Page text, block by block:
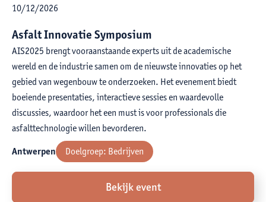
10/12/2026
Asfalt Innovatie Symposium
AIS2025 brengt vooraanstaande experts uit de academische
wereld en de industrie samen om de nieuwste innovaties op het
gebied van wegenbouw te onderzoeken. Het evenement biedt
boeiende presentaties, interactieve sessies en waardevolle
discussies, waardoor het een must is voor professionals die
asfalttechnologie willen bevorderen.
Antwerpen Doelgroep: Bedrijven
Bekijk event